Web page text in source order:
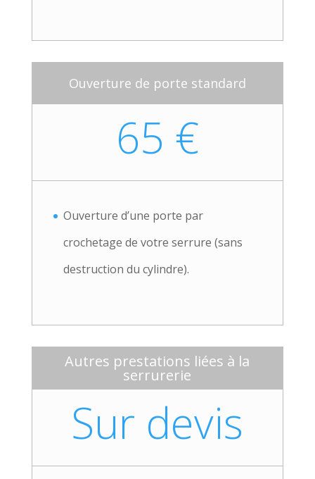
Ouverture de porte standard
65 €
Ouverture d’une porte par
crochetage de votre serrure (sans
destruction du cylindre).
Autres prestations liées à la
serrurerie
Sur devis